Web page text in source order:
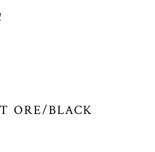
ORE/BLACK